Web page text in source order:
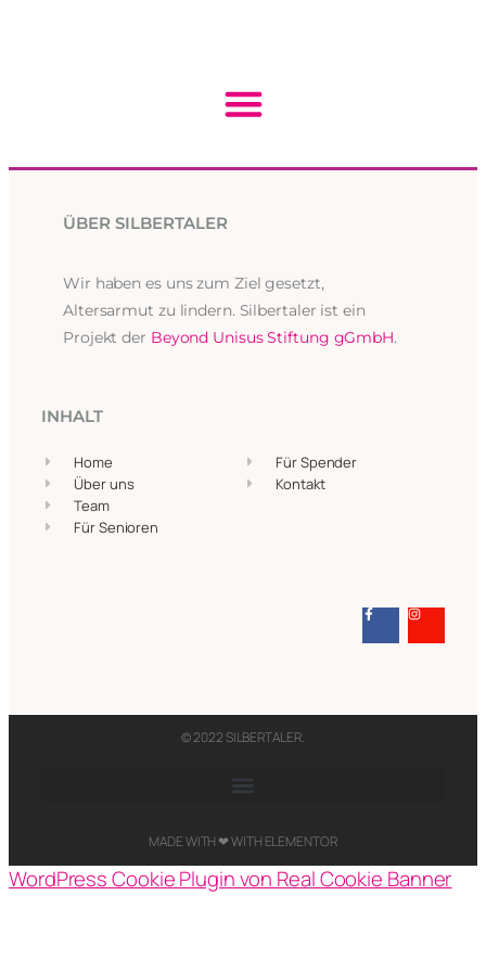
ÜBER SILBERTALER
Wir haben es uns zum Ziel gesetzt,
Altersarmut zu lindern. Silbertaler ist ein
Projekt der Beyond Unisus Stiftung gGmbH.
INHALT
Home
Über uns
Team
Für Senioren
Für Spender
Kontakt
© 2022 SILBERTALER.​
MADE WITH ❤ WITH ELEMENTOR​
WordPress Cookie Plugin von Real Cookie Banner